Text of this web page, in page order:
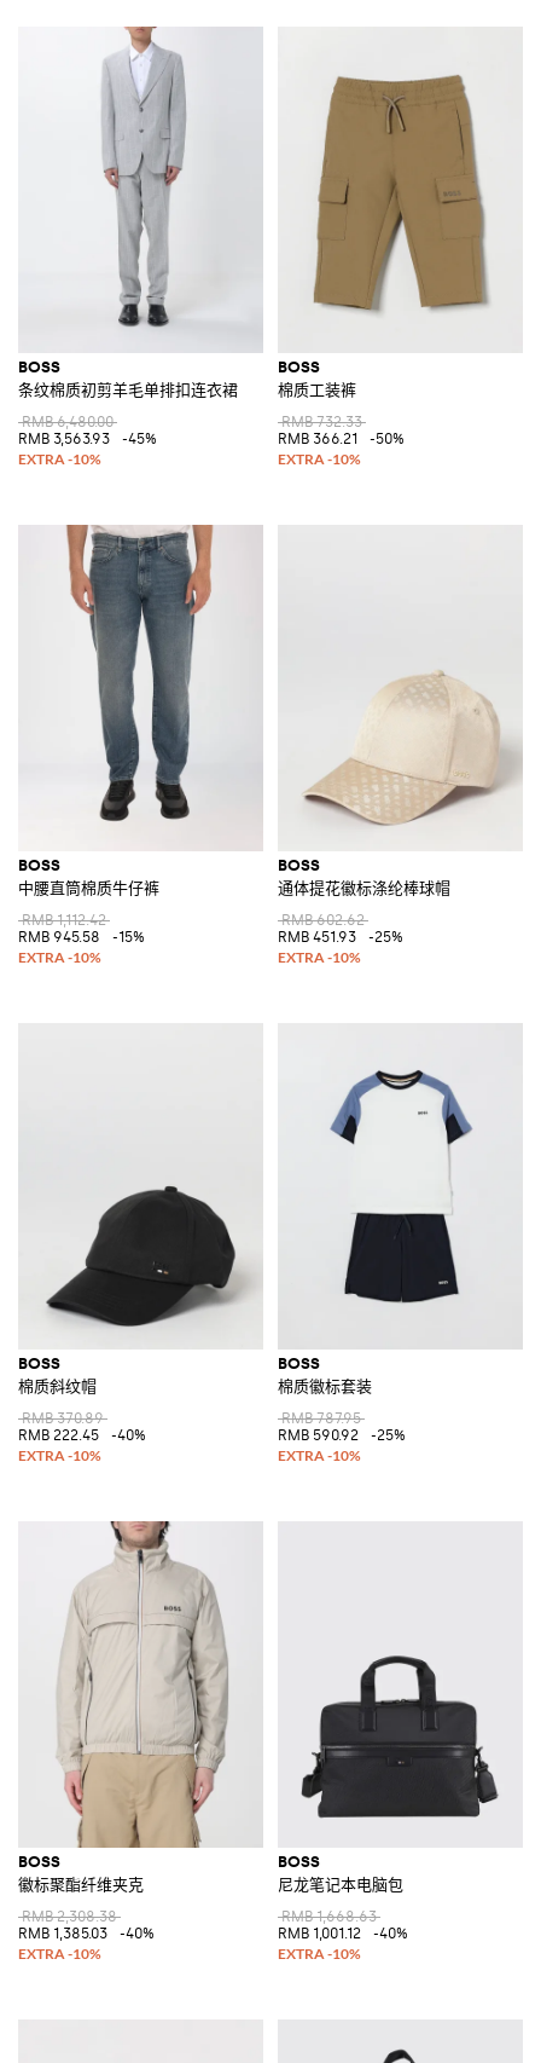
BOSS
条纹棉质初剪羊毛单排扣连衣裙
RMB 6,480.00
RMB 3,563.93
-45%
BOSS
棉质工装裤
RMB 732.33
RMB 366.21
-50%
BOSS
中腰直筒棉质牛仔裤
RMB 1,112.42
RMB 945.58
-15%
BOSS
通体提花徽标涤纶棒球帽
RMB 602.62
RMB 451.93
-25%
BOSS
棉质斜纹帽
RMB 370.89
RMB 222.45
-40%
BOSS
棉质徽标套装
RMB 787.95
RMB 590.92
-25%
BOSS
徽标聚酯纤维夹克
RMB 2,308.38
RMB 1,385.03
-40%
BOSS
尼龙笔记本电脑包
RMB 1,668.63
RMB 1,001.12
-40%